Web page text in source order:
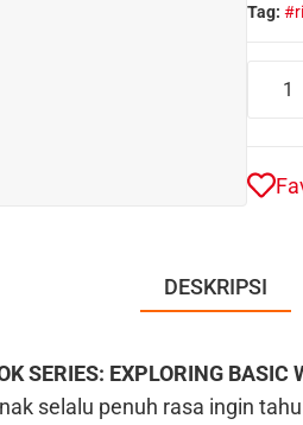
Tag:
DESKRIPSI
SERIES: EXPLORING BASIC
selalu penuh rasa ingin